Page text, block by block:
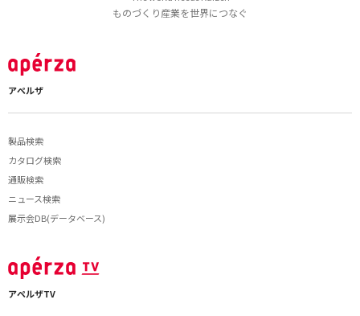
ものづくり産業を世界につなぐ
アペルザ
製品検索
カタログ検索
通販検索
ニュース検索
展示会DB(データベース)
アペルザTV